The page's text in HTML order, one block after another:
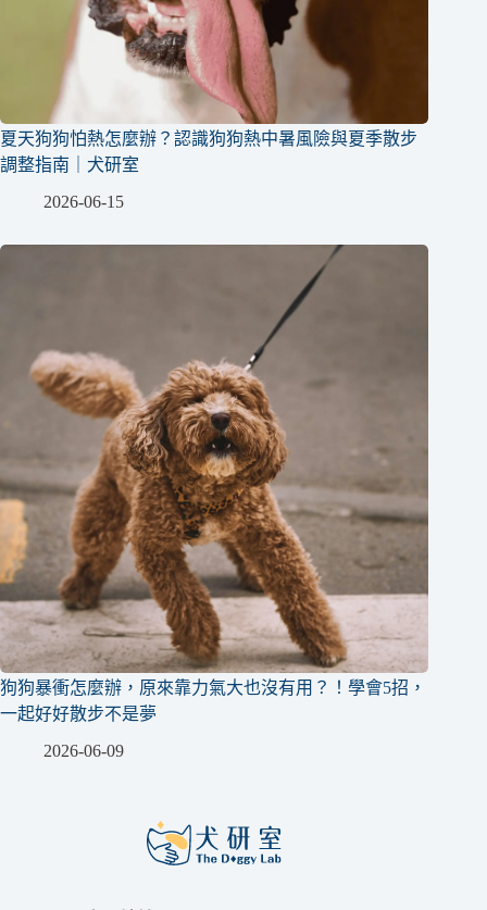
夏天狗狗怕熱怎麼辦？認識狗狗熱中暑風險與夏季散步
調整指南｜犬研室
2026-06-15
狗狗暴衝怎麼辦，原來靠力氣大也沒有用？！學會5招，
一起好好散步不是夢
2026-06-09